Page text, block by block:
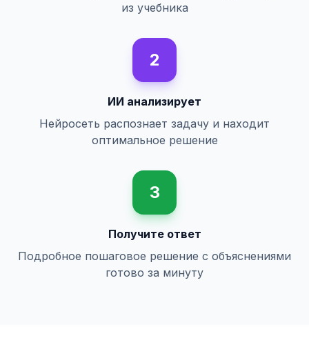
из учебника
2
ИИ анализирует
Нейросеть распознает задачу и находит
оптимальное решение
3
Получите ответ
Подробное пошаговое решение с объяснениями
готово за минуту